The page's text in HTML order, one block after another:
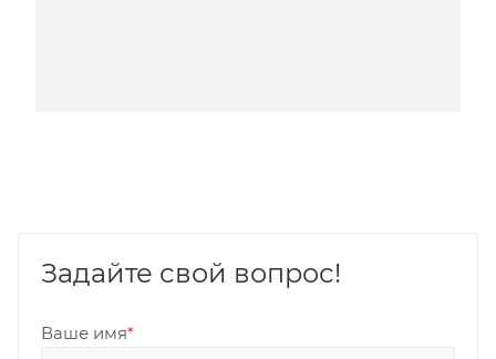
Задайте свой вопрос!
Ваше имя*